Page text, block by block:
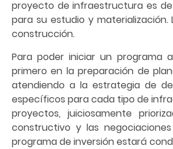
proyecto de infraestructura es
para su estudio y
construcción.
Para poder iniciar un programa
primero en la preparación de
atendiendo a la estrategia de
específicos para cada tipo de
proyectos, juiciosamente
constructivo y las
programa de inversión estará